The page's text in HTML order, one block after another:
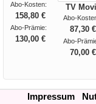
Abo-Kosten:
158,80 €
Abo-Prämie:
130,00 €
TV
Abo-
87,30 €
Abo-
70,00 €
Impressum